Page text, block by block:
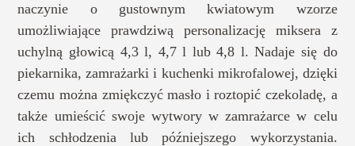
naczynie o gustownym kwiatowym wzorze
umożliwiające prawdziwą personalizację miksera z
uchylną głowicą 4,3 l, 4,7 l lub 4,8 l. Nadaje się do
piekarnika, zamrażarki i kuchenki mikrofalowej, dzięki
czemu można zmiękczyć masło i roztopić czekoladę, a
także umieścić swoje wytwory w zamrażarce w celu
ich schłodzenia lub późniejszego wykorzystania.